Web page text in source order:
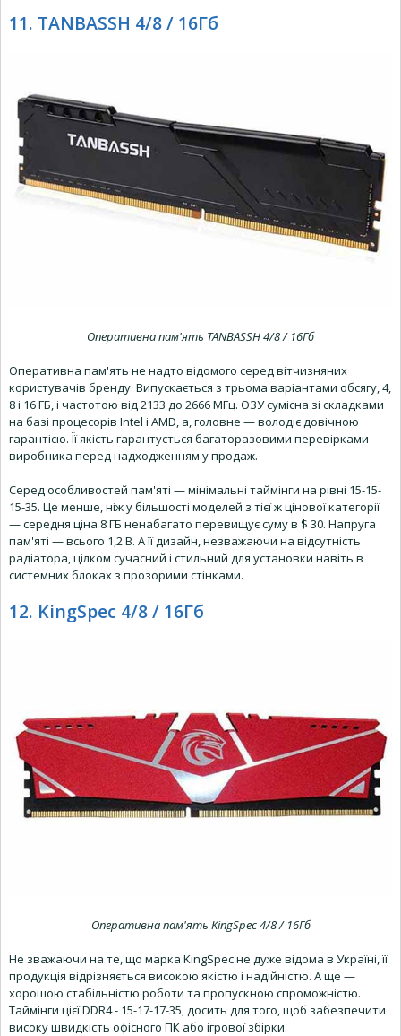
11. TANBASSH 4/8 / 16Гб
Оперативна пам'ять TANBASSH 4/8 / 16Гб
Оперативна пам'ять не надто відомого серед вітчизняних
користувачів бренду. Випускається з трьома варіантами обсягу, 4,
8 і 16 ГБ, і частотою від 2133 до 2666 МГц. ОЗУ сумісна зі складками
на базі процесорів Intel і AMD, а, головне — володіє довічною
гарантією. Її якість гарантується багаторазовими перевірками
виробника перед надходженням у продаж.
Серед особливостей пам'яті — мінімальні таймінги на рівні 15-15-
15-35. Це менше, ніж у більшості моделей з тієї ж цінової категорії
— середня ціна 8 ГБ ненабагато перевищує суму в $ 30. Напруга
пам'яті — всього 1,2 В. А її дизайн, незважаючи на відсутність
радіатора, цілком сучасний і стильний для установки навіть в
системних блоках з прозорими стінками.
12. KingSpec 4/8 / 16Гб
Оперативна пам'ять KingSpec 4/8 / 16Гб
Не зважаючи на те, що марка KingSpec не дуже відома в Україні, її
продукція відрізняється високою якістю і надійністю. А ще —
хорошою стабільністю роботи та пропускною спроможністю.
Таймінги цієї DDR4 - 15-17-17-35, досить для того, щоб забезпечити
високу швидкість офісного ПК або ігрової збірки.